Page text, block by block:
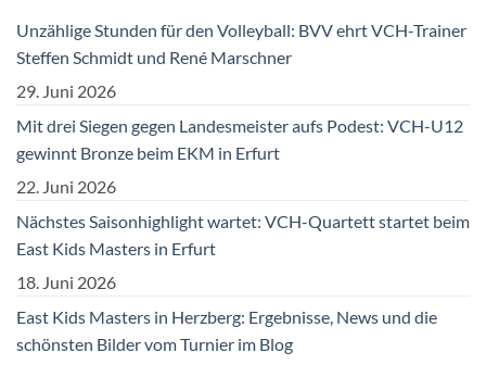
Unzählige Stunden für den Volleyball: BVV ehrt VCH-Trainer
Steffen Schmidt und René Marschner
29. Juni 2026
Mit drei Siegen gegen Landesmeister aufs Podest: VCH-U12
gewinnt Bronze beim EKM in Erfurt
22. Juni 2026
Nächstes Saisonhighlight wartet: VCH-Quartett startet beim
East Kids Masters in Erfurt
18. Juni 2026
East Kids Masters in Herzberg: Ergebnisse, News und die
schönsten Bilder vom Turnier im Blog